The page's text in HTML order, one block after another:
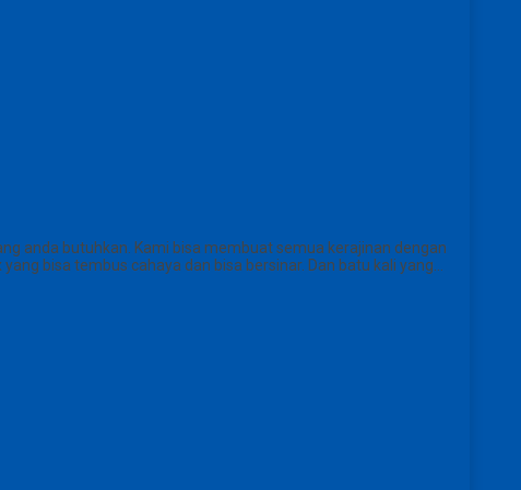
anda butuhkan. Kami bisa membuat semua kerajinan dengan
bisa tembus cahaya dan bisa bersinar. Dan batu kali yang…